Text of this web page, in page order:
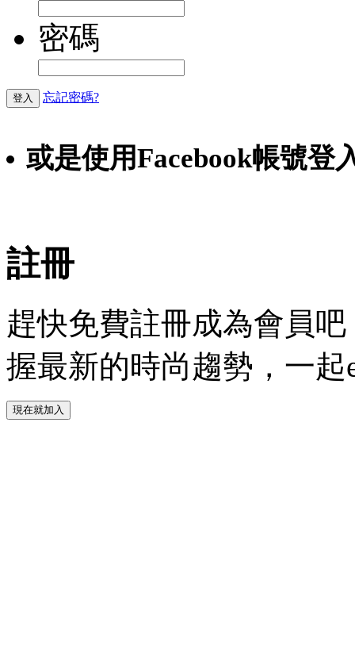
密碼
登入 忘記密碼?
或是使用Facebook帳號登
註冊
趕快免費註冊成為會員
握最新的時尚趨勢，一起
現在就加入